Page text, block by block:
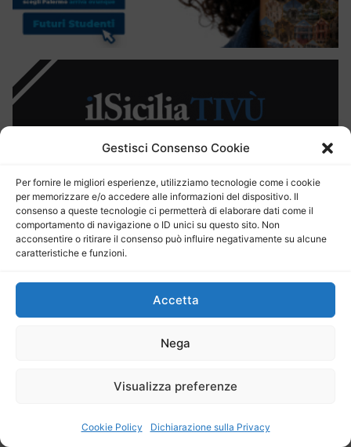
Gestisci Consenso Cookie
Per fornire le migliori esperienze, utilizziamo tecnologie come i cookie
per memorizzare e/o accedere alle informazioni del dispositivo. Il
consenso a queste tecnologie ci permetterà di elaborare dati come il
comportamento di navigazione o ID unici su questo sito. Non
acconsentire o ritirare il consenso può influire negativamente su alcune
caratteristiche e funzioni.
Accetta
Nega
Visualizza preferenze
Cookie Policy Dichiarazione sulla Privacy
Fai clic per accettare i
cookie per questo servizio
“Norma importante per le famiglie siciliane”